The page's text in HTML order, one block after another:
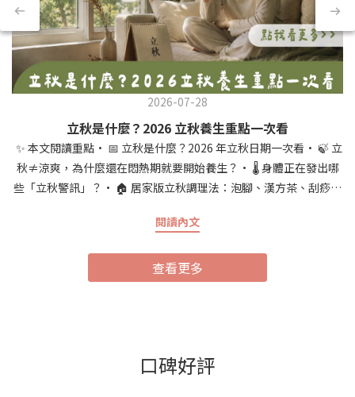
2026-07-28
立秋是什麼？2026 立秋養生重點一次看
✨ 本文閱讀重點• 📅 立秋是什麼？2026 年立秋日期一次看• 🍃 立
秋≠涼爽，為什麼還在悶熱期就要開始養生？• 🌡️ 身體正在發出哪
些「立秋警訊」？• 🏠 居家版立秋調理法：泡腳、漢方茶、刮痧•
立秋是二十四節氣中的第 13 個節氣，也是秋天的第一個節氣，古人
然已經悄悄從「生長」轉向「收斂」。2026 年立秋落在國曆 8 月 7
日（農曆六月廿五），這天也剛好落在三伏天的「中伏」期間（中
涼了，但實際上台灣的立秋常常還籠罩在「秋老虎」的悶熱感中，
閱讀內文
查看更多
口碑好評